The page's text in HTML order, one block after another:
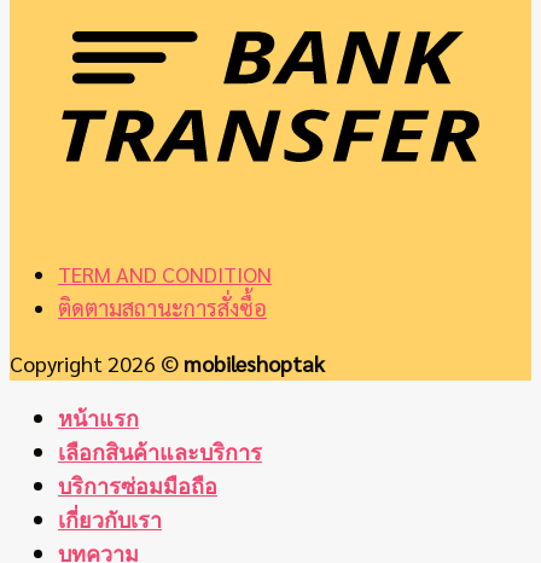
TERM AND CONDITION
ติดตามสถานะการสั่งซื้อ
Copyright 2026 © mobileshoptak
หน้าแรก
เลือกสินค้าและบริการ
บริการซ่อมมือถือ
เกี่ยวกับเรา
บทความ